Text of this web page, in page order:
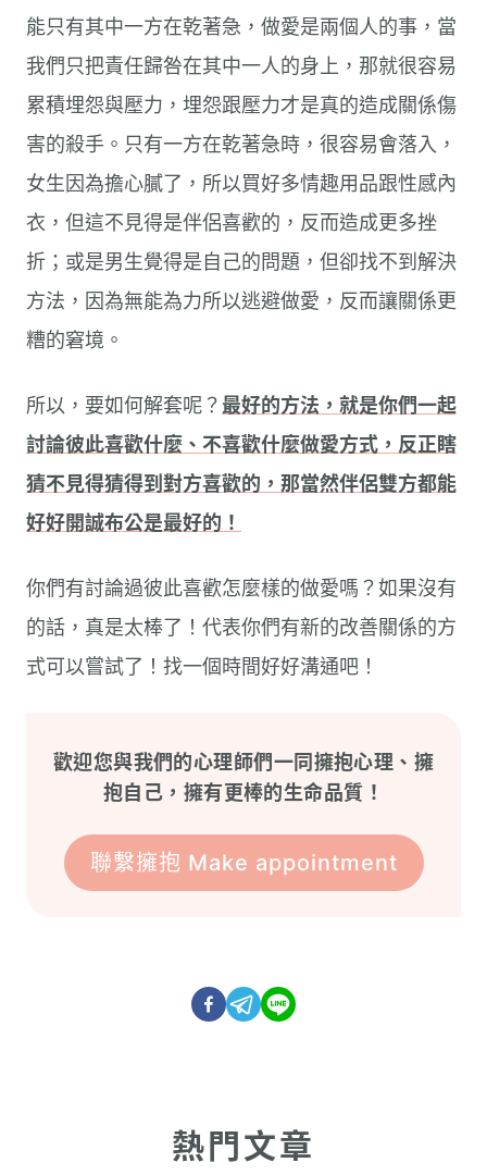
能只有其中一方在乾著急，做愛是兩個人的事，當
我們只把責任歸咎在其中一人的身上，那就很容易
累積埋怨與壓力，埋怨跟壓力才是真的造成關係傷
害的殺手。只有一方在乾著急時，很容易會落入，
女生因為擔心膩了，所以買好多情趣用品跟性感內
衣，但這不見得是伴侶喜歡的，反而造成更多挫
折；或是男生覺得是自己的問題，但卻找不到解決
方法，因為無能為力所以逃避做愛，反而讓關係更
糟的窘境。
所以，要如何解套呢？ 最好的方法，就是你們一起
討論彼此喜歡什麼、不喜歡什麼做愛方式，反正瞎
猜不見得猜得到對方喜歡的，那當然伴侶雙方都能
好好開誠布公是最好的！
你們有討論過彼此喜歡怎麼樣的做愛嗎？如果沒有
的話，真是太棒了！代表你們有新的改善關係的方
式可以嘗試了！找一個時間好好溝通吧！
歡迎您與我們的心理師們一同擁抱心理、擁
抱自己，擁有更棒的生命品質！
聯繫擁抱 Make appointment
熱門文章